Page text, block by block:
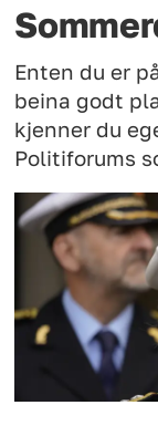
Enten du er
beina godt
kjenner du
Politiforums